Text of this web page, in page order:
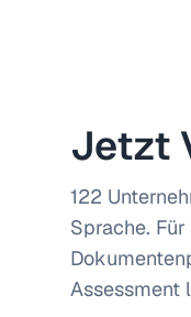
Jetzt
122
Sprache.
Assessment